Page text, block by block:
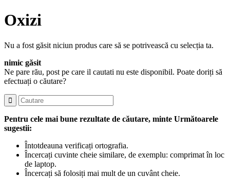
Oxizi
Nu a fost găsit niciun produs care să se potrivească cu selecția ta.
nimic găsit
Ne pare rău, post pe care il cautati nu este disponibil. Poate doriți să
efectuați o căutare?
Pentru cele mai bune rezultate de căutare, minte Următoarele
sugestii:
Întotdeauna verificați ortografia.
Încercați cuvinte cheie similare, de exemplu: comprimat în loc
de laptop.
Încercați să folosiți mai mult de un cuvânt cheie.